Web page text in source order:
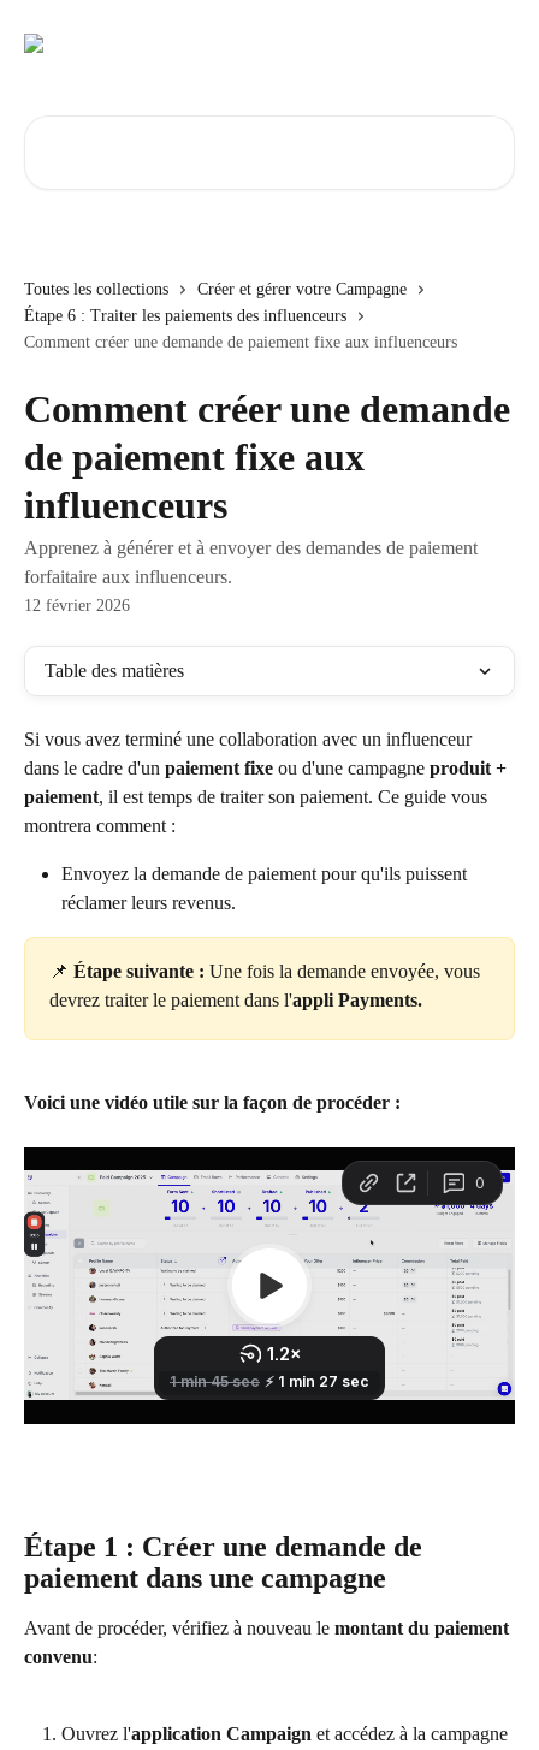
Toutes les collections
Créer et gérer votre Campagne
Étape 6 : Traiter les paiements des influenceurs
Comment créer une demande de paiement fixe aux influenceurs
Comment créer une demande
de paiement fixe aux
influenceurs
Apprenez à générer et à envoyer des demandes de paiement
forfaitaire aux influenceurs.
12 février 2026
Table des matières
Si vous avez terminé une collaboration avec un influenceur
dans le cadre d'un paiement fixe ou d'une campagne produit +
paiement, il est temps de traiter son paiement. Ce guide vous
montrera comment :
Envoyez la demande de paiement pour qu'ils puissent
réclamer leurs revenus.
📌 Étape suivante : Une fois la demande envoyée, vous
devrez traiter le paiement dans l'appli Payments.
Voici une vidéo utile sur la façon de procéder :
Étape 1 : Créer une demande de
paiement dans une campagne
Avant de procéder, vérifiez à nouveau le montant du paiement
convenu:
Ouvrez l'application Campaign et accédez à la campagne